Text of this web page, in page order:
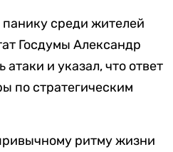
среди жителей
Госдумы Александр
и указал, что ответ
по стратегическим
ритму жизни